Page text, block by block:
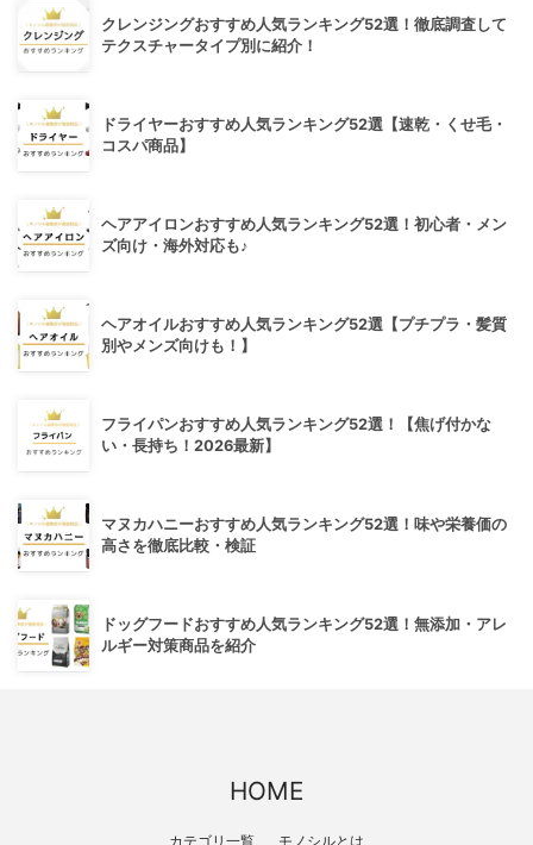
クレンジングおすすめ人気ランキング52選！徹底調査して
テクスチャータイプ別に紹介！
ドライヤーおすすめ人気ランキング52選【速乾・くせ毛・
コスパ商品】
ヘアアイロンおすすめ人気ランキング52選！初心者・メン
ズ向け・海外対応も♪
ヘアオイルおすすめ人気ランキング52選【プチプラ・髪質
別やメンズ向けも！】
フライパンおすすめ人気ランキング52選！【焦げ付かな
い・長持ち！2026最新】
マヌカハニーおすすめ人気ランキング52選！味や栄養価の
高さを徹底比較・検証
ドッグフードおすすめ人気ランキング52選！無添加・アレ
ルギー対策商品を紹介
HOME
カテゴリ一覧 モノシルとは